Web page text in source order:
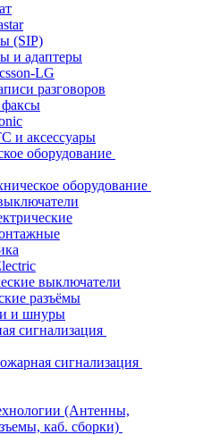
(SIP)
и адаптеры
LG
разговоров
и аксессуары
оборудование
оборудование
выключатели
разъёмы
и шнуры
сигнализация
сигнализация
(Антенны,
каб. сборки)